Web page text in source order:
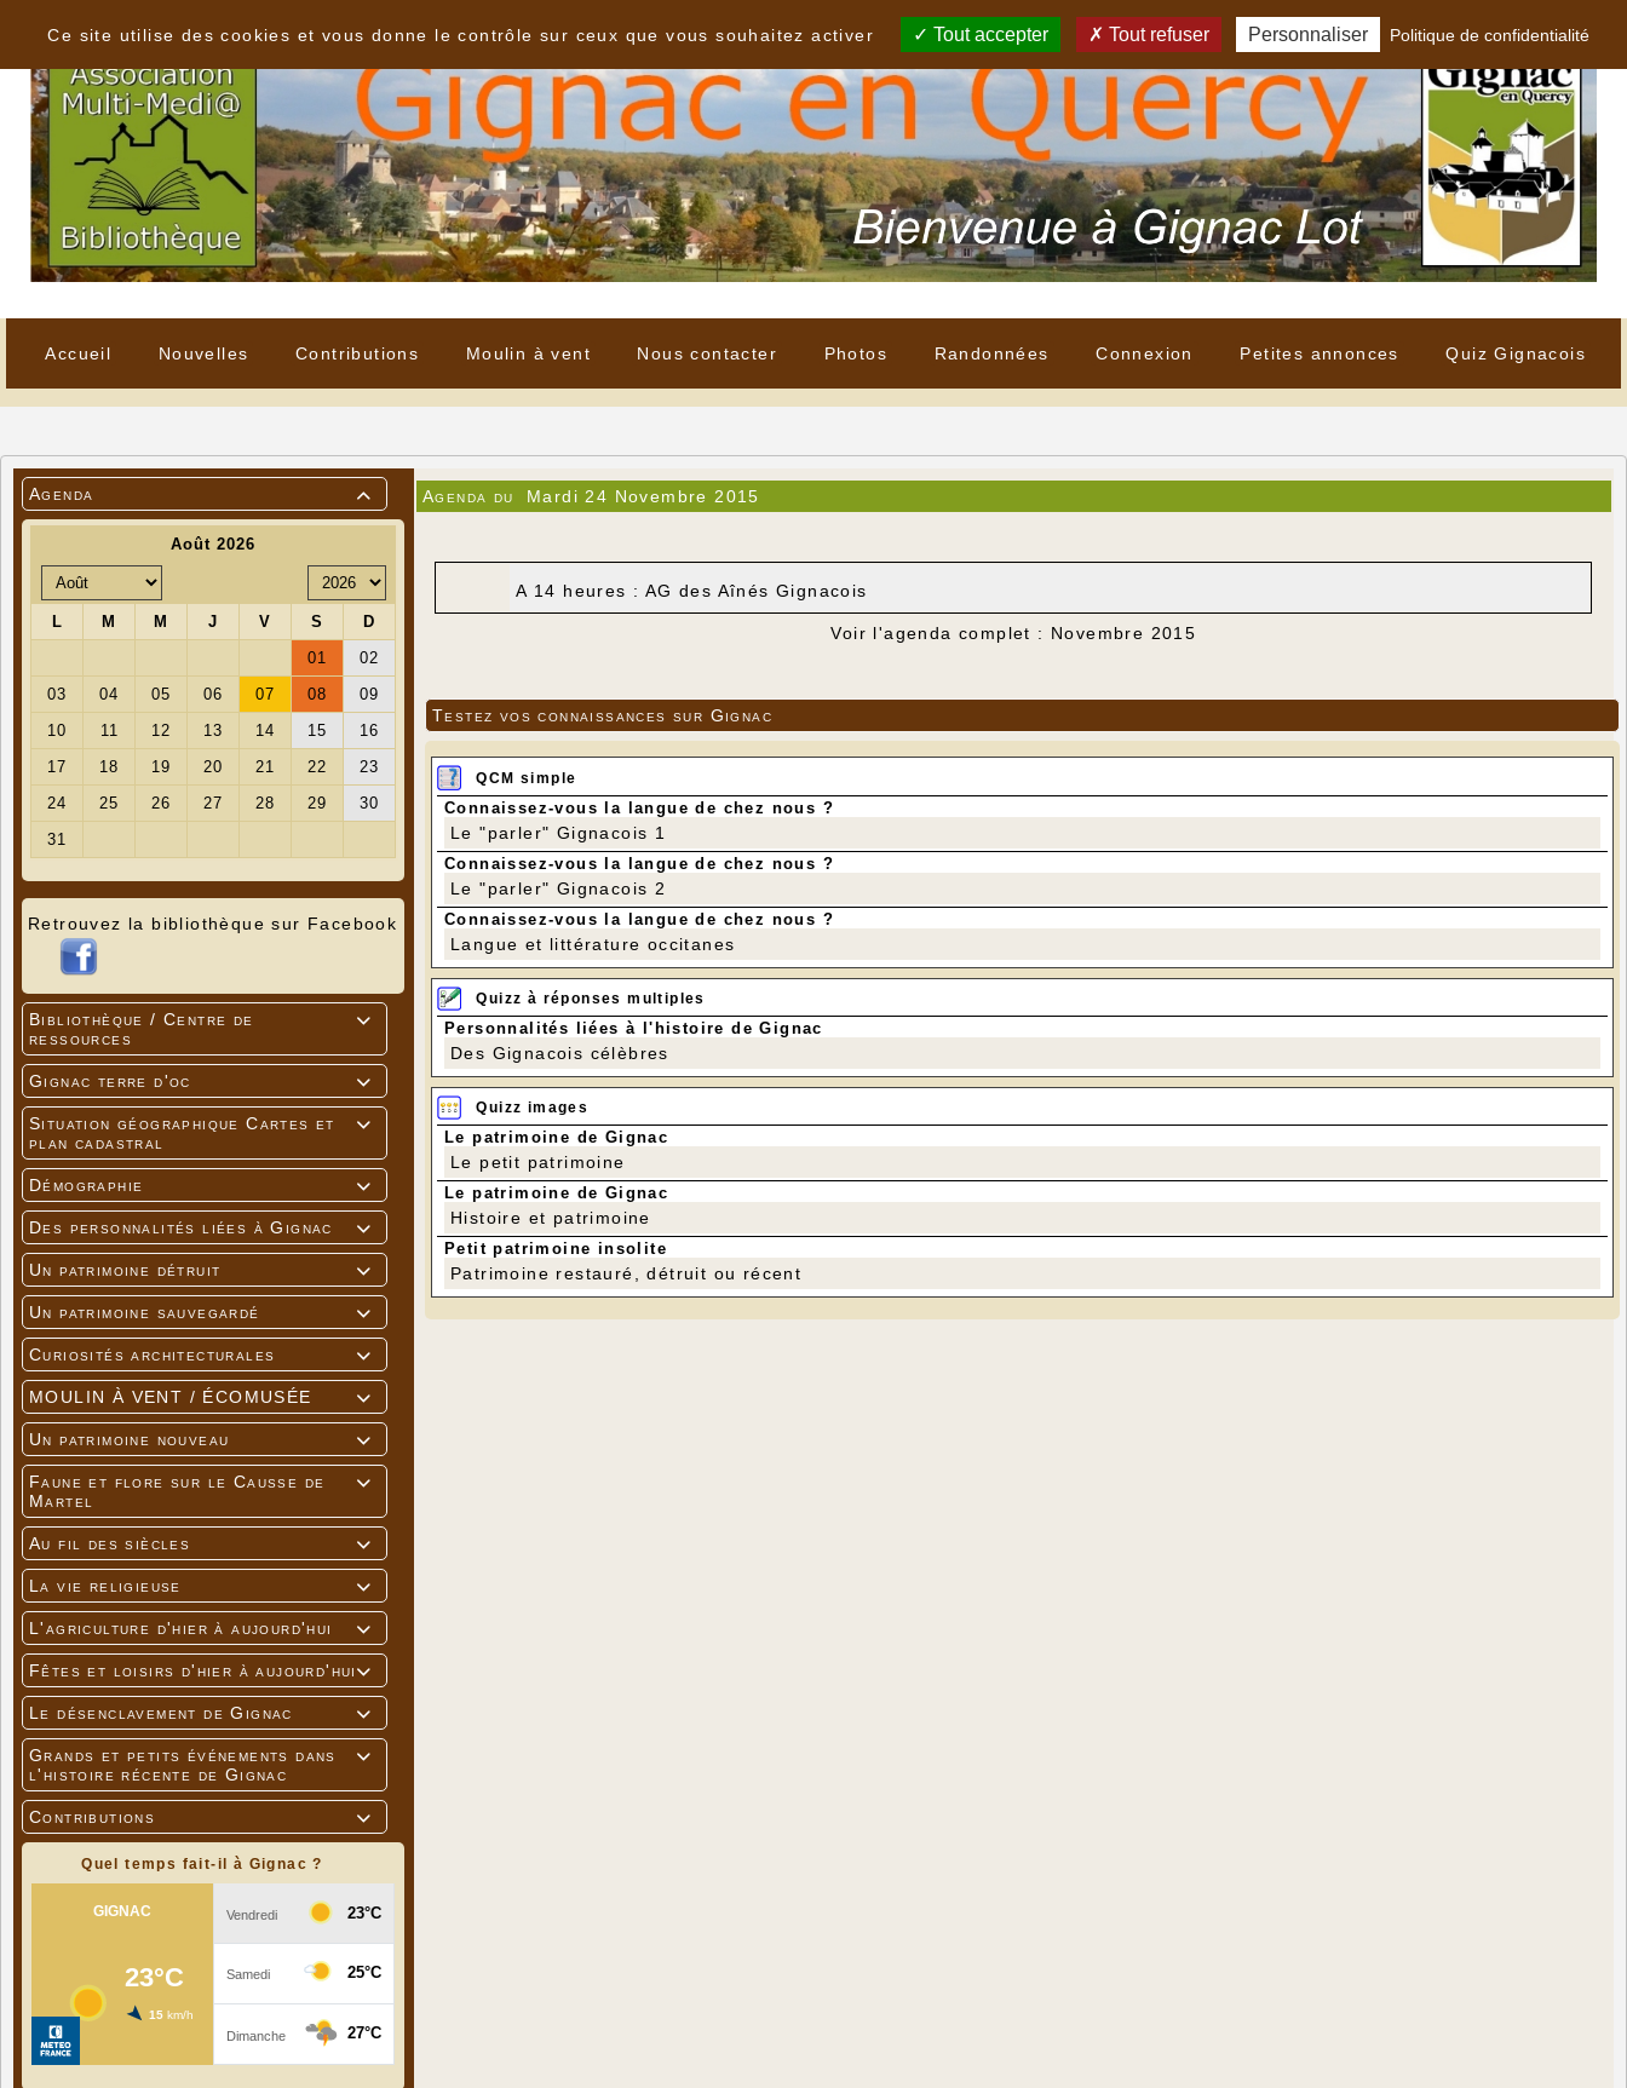
Accueil Nouvelles Contributions Moulin à vent Nous contacter Photos Randonnées Connexion Petites annonces Quiz Gignacois

Agenda
Retrouvez la bibliothèque sur Facebook

Bibliothèque / Centre de
ressources

Gignac terre d'oc

Situation géographique Cartes et
plan cadastral

Démographie

Des personnalités liées à Gignac

Un patrimoine détruit

Un patrimoine sauvegardé

Curiosités architecturales

MOULIN À VENT / ÉCOMUSÉE

Un patrimoine nouveau

Faune et flore sur le Causse de
Martel

Au fil des siècles

La vie religieuse

L'agriculture d'hier à aujourd'hui

Fêtes et loisirs d'hier à aujourd'hui

Le désenclavement de Gignac

Grands et petits événements dans
l'histoire récente de Gignac

Contributions
Quel temps fait-il à Gignac ?
Agenda du Mardi 24 Novembre 2015
A 14 heures : AG des Aînés Gignacois
Voir l'agenda complet : Novembre 2015
Testez vos connaissances sur Gignac
QCM simple
Connaissez-vous la langue de chez nous ?
Le "parler" Gignacois 1
Connaissez-vous la langue de chez nous ?
Le "parler" Gignacois 2
Connaissez-vous la langue de chez nous ?
Langue et littérature occitanes
Quizz à réponses multiples
Personnalités liées à l'histoire de Gignac
Des Gignacois célèbres
Quizz images
Le patrimoine de Gignac
Le petit patrimoine
Le patrimoine de Gignac
Histoire et patrimoine
Petit patrimoine insolite
Patrimoine restauré, détruit ou récent
Ce site utilise des cookies et vous donne le contrôle sur ceux que vous souhaitez activer
Tout accepter Tout refuser Personnaliser Politique de confidentialité